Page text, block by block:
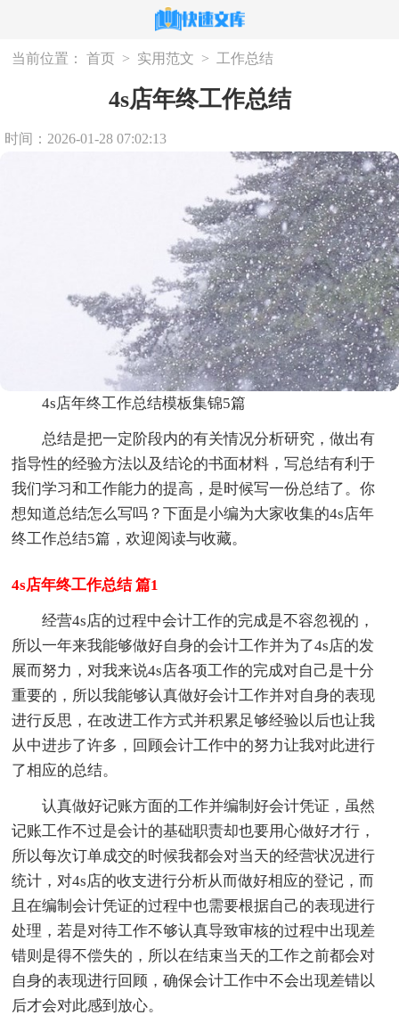
当前位置： 首页 > 实用范文 > 工作总结
4s店年终工作总结
时间：2026-01-28 07:02:13
4s店年终工作总结模板集锦5篇
总结是把一定阶段内的有关情况分析研究，做出有
指导性的经验方法以及结论的书面材料，写总结有利于
我们学习和工作能力的提高，是时候写一份总结了。你
想知道总结怎么写吗？下面是小编为大家收集的4s店年
终工作总结5篇，欢迎阅读与收藏。
4s店年终工作总结 篇1
经营4s店的过程中会计工作的完成是不容忽视的，
所以一年来我能够做好自身的会计工作并为了4s店的发
展而努力，对我来说4s店各项工作的完成对自己是十分
重要的，所以我能够认真做好会计工作并对自身的表现
进行反思，在改进工作方式并积累足够经验以后也让我
从中进步了许多，回顾会计工作中的努力让我对此进行
了相应的总结。
认真做好记账方面的工作并编制好会计凭证，虽然
记账工作不过是会计的基础职责却也要用心做好才行，
所以每次订单成交的时候我都会对当天的经营状况进行
统计，对4s店的收支进行分析从而做好相应的登记，而
且在编制会计凭证的过程中也需要根据自己的表现进行
处理，若是对待工作不够认真导致审核的过程中出现差
错则是得不偿失的，所以在结束当天的工作之前都会对
自身的表现进行回顾，确保会计工作中不会出现差错以
后才会对此感到放心。